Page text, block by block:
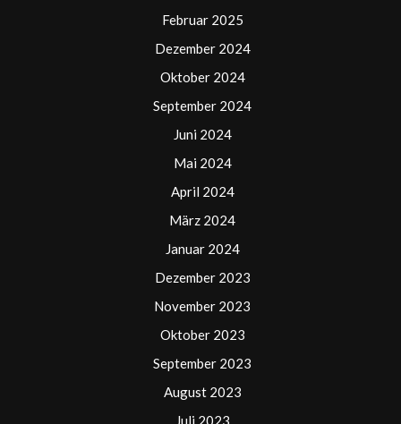
Februar 2025
Dezember 2024
Oktober 2024
September 2024
Juni 2024
Mai 2024
April 2024
März 2024
Januar 2024
Dezember 2023
November 2023
Oktober 2023
September 2023
August 2023
Juli 2023